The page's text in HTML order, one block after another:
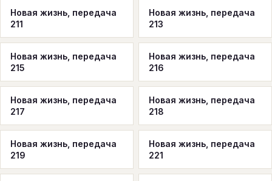
Новая жизнь, передача
211
Новая жизнь, передача
213
Новая жизнь, передача
215
Новая жизнь, передача
216
Новая жизнь, передача
217
Новая жизнь, передача
218
Новая жизнь, передача
219
Новая жизнь, передача
221